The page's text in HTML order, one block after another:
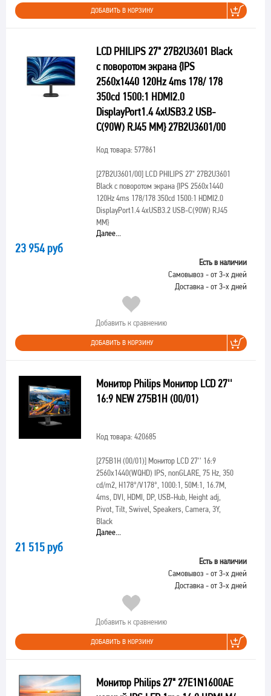
ДОБАВИТЬ В КОРЗИНУ
LCD PHILIPS 27" 27B2U3601 Black
с поворотом экрана {IPS
2560x1440 120Hz 4ms 178/ 178
350cd 1500:1 HDMI2.0
DisplayPort1.4 4xUSB3.2 USB-
C(90W) RJ45 MM} 27B2U3601/00
Код товара: 577861
[27B2U3601/00]LCD PHILIPS 27" 27B2U3601
Black с поворотом экрана {IPS 2560x1440
120Hz 4ms 178/178 350cd 1500:1 HDMI2.0
DisplayPort1.4 4xUSB3.2 USB-C(90W) RJ45
MM}
Далее...
23 954 руб
Есть в наличии
Самовывоз - от 3-х дней
Доставка - от 3-х дней
Добавить к сравнению
ДОБАВИТЬ В КОРЗИНУ
Монитор Philips Монитор LCD 27''
16:9 NEW 275B1H (00/01)
Код товара: 420685
[275B1H (00/01)]Монитор LCD 27'' 16:9
2560х1440(WQHD) IPS, nonGLARE, 75 Hz, 350
cd/m2, H178°/V178°, 1000:1, 50М:1, 16.7M,
4ms, DVI, HDMI, DP, USB-Hub, Height adj,
Pivot, Tilt, Swivel, Speakers, Camera, 3Y,
Black
Далее...
21 515 руб
Есть в наличии
Самовывоз - от 3-х дней
Доставка - от 3-х дней
Добавить к сравнению
ДОБАВИТЬ В КОРЗИНУ
Монитор Philips 27" 27E1N1600AE